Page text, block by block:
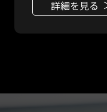
詳細を見る